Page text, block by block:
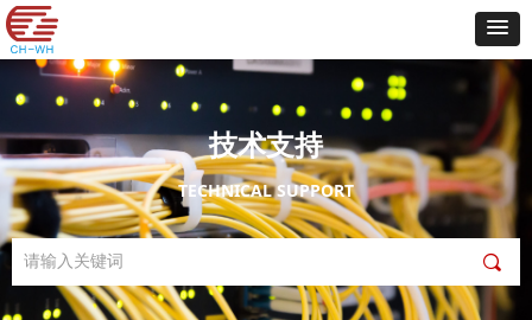
技术支持
TECHNICAL SUPPORT
끠